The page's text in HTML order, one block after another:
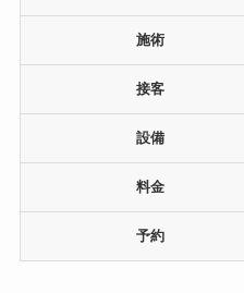
施術
接客
設備
料金
予約